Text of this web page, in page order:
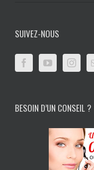
SUIVEZ-NOUS
BESOIN D’UN CONSEIL ?